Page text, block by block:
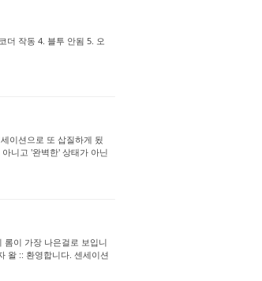
더 작동 4. 블투 안됨 5. 오
이션으로 또 삽질하게 됬
니고 '완벽한' 상태가 아닌
롬이 가장 나은걸로 보입니
왈 :: 환영합니다. 센세이션